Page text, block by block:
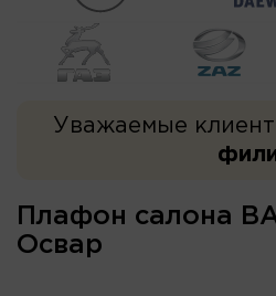
Уважаемые
Плафон салона
Освар